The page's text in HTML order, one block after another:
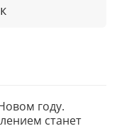
году.
станет